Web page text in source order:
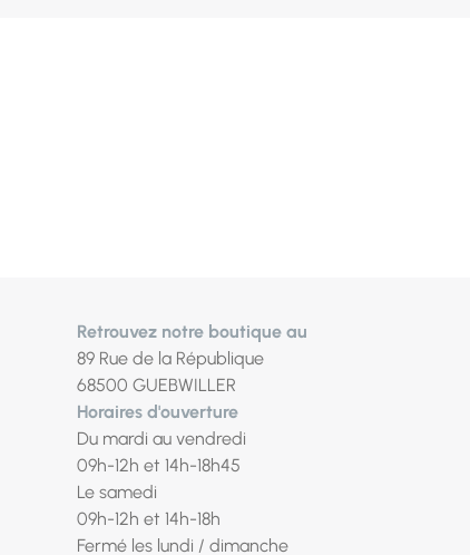
Retrouvez notre boutique au
89 Rue de la République
68500 GUEBWILLER
Horaires d'ouverture
Du mardi au vendredi
09h-12h et 14h-18h45
Le samedi
09h-12h et 14h-18h
Fermé les lundi / dimanche